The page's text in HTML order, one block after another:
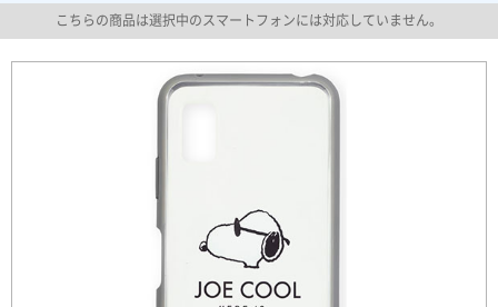
こちらの商品は選択中のスマートフォンには対応していません。